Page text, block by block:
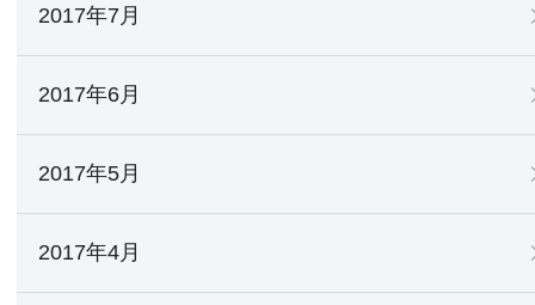
2017年7月
2017年6月
2017年5月
2017年4月